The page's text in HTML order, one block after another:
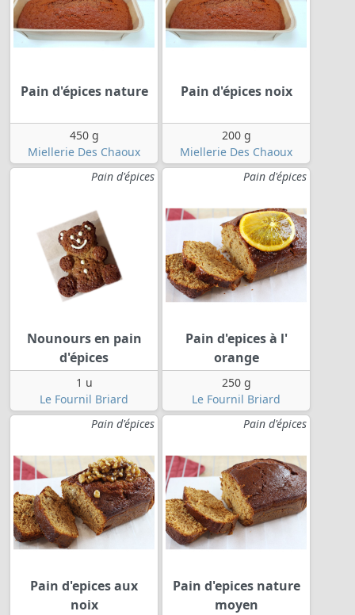
Pain d'épices nature
450 g
Miellerie Des Chaoux
Pain d'épices noix
200 g
Miellerie Des Chaoux
Pain d'épices
Nounours en pain
d'épices
1 u
Le Fournil Briard
Pain d'épices
Pain d'epices à l'
orange
250 g
Le Fournil Briard
Pain d'épices
Pain d'epices aux
noix
Pain d'épices
Pain d'epices nature
moyen